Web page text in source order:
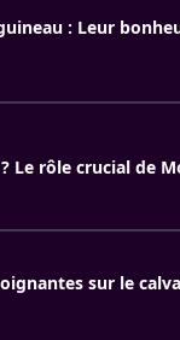
: Leur
Le rôle crucial de
sur le